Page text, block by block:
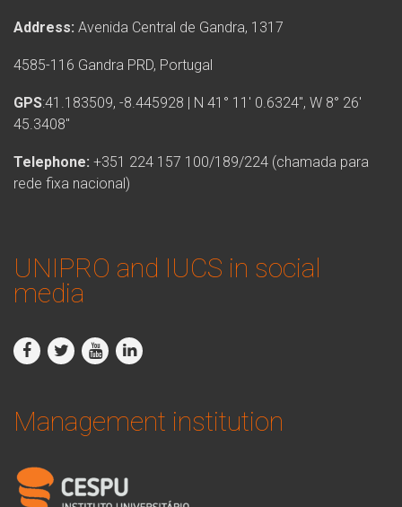
Address: Avenida Central de Gandra, 1317
4585-116 Gandra PRD, Portugal
GPS:41.183509, -8.445928 | N 41° 11′ 0.6324″, W 8° 26′
45.3408″
Telephone: +351 224 157 100/189/224 (chamada para
rede fixa nacional)
UNIPRO and IUCS in social
media
Management institution
logo_iucs_cor.png